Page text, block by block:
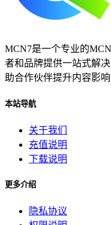
MCN7是一个专业的
者和品牌提供一站式解
助合作伙伴提升内容影
本站导航
关于我们
充值说明
下载说明
更多介绍
隐私协议